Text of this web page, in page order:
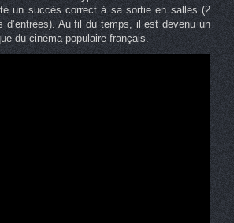
un succès correct à sa sortie en salles (2
d’entrées). Au fil du temps, il est devenu un
du cinéma populaire français.